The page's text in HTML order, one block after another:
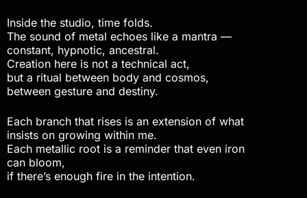
Inside the studio, time folds.
The sound of metal echoes like a mantra —
constant, hypnotic, ancestral.
Creation here is not a technical act,
but a ritual between body and cosmos,
between gesture and destiny.
Each branch that rises is an extension of what
insists on growing within me.
Each metallic root is a reminder that even iron
can bloom,
if there’s enough fire in the intention.